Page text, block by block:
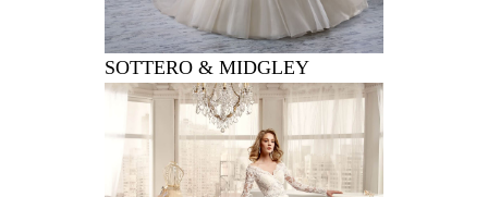
SOTTERO & MIDGLEY